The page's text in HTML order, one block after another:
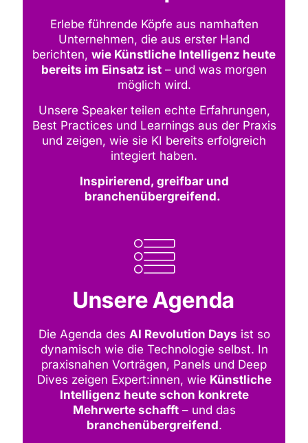
Erlebe führende Köpfe aus namhaften
Unternehmen, die aus erster Hand
berichten, wie Künstliche Intelligenz heute
bereits im Einsatz ist – und was morgen
möglich wird.
Unsere Speaker teilen echte Erfahrungen,
Best Practices und Learnings aus der Praxis
und zeigen, wie sie KI bereits erfolgreich
integiert haben.
Inspirierend, greifbar und
branchenübergreifend.
Unsere Agenda
Die Agenda des AI Revolution Days ist so
dynamisch wie die Technologie selbst. In
praxisnahen Vorträgen, Panels und Deep
Dives zeigen Expert:innen, wie Künstliche
Intelligenz heute schon konkrete
Mehrwerte schafft– und das
branchenübergreifend.